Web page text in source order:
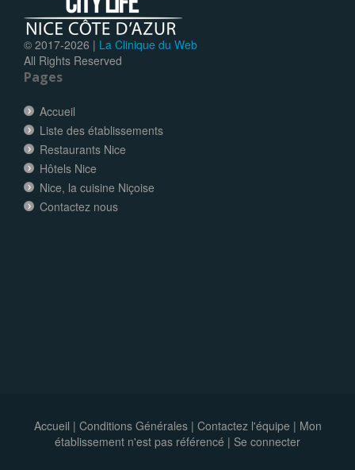
© 2017-2026 | La Clinique du Web
All Rights Reserved
Pages
Accueil
Liste des établissements
Restaurants Nice
Hôtels Nice
Nice, la cuisine Niçoise
Contactez nous
Accueil | Conditions Générales| Contactez l'équipe | Mon
établissement n'est pas référencé | Se connecter